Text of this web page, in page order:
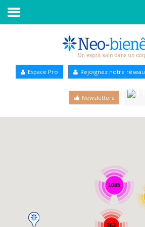
Annuaire Bien-être
Espace Pro Rejoignez notre réseau
Newsletters
1085
263